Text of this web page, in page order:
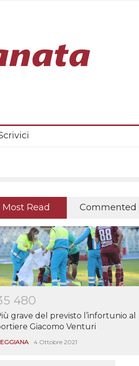
Most Read Commented
5 480
grave del previsto l’infortunio al
Giacomo Venturi
4 Ottobre 2021